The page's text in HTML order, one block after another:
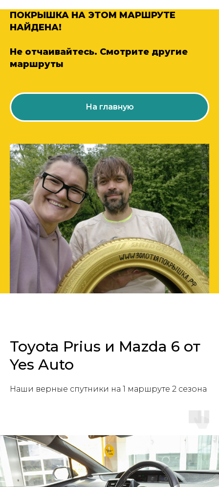
ПОКРЫШКА НА ЭТОМ МАРШРУТЕ
НАЙДЕНА!
Не отчаивайтесь. Смотрите другие
маршруты
На главную
Toyota Prius и Mazda 6 от
Yes Auto
Наши верные спутники на 1 маршруте 2 сезона